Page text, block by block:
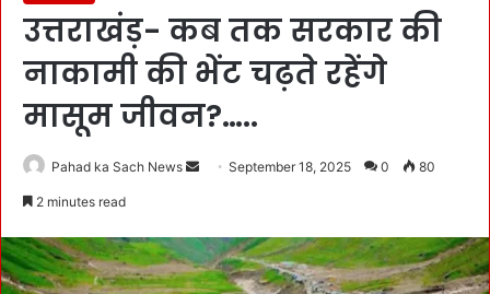
उत्तराखंड़- कब तक सरकार की
नाकामी की भेंट चढ़ते रहेंगे
मासूम जीवन?…..
Pahad ka Sach News
d
a
September 18, 2025 0 80
2 minutes read